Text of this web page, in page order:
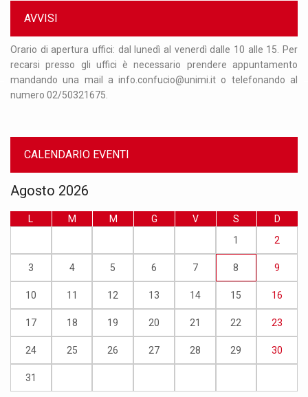
AVVISI
Orario di apertura uffici: dal lunedì al venerdì dalle 10 alle 15. Per
recarsi presso gli uffici è necessario prendere appuntamento
mandando una mail a info.confucio@unimi.it o telefonando al
numero 02/50321675.
CALENDARIO EVENTI
Agosto 2026
L M M G V S
D
1
2
3 4 5 6 7 8 9
10 11 12 13 14 15 16
17 18 19 20 21 22 23
24 25 26 27 28 29 30
31